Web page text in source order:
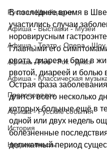
Русская Швейцария
Афиша - Выставки - Музеи
Афиша - Театр - Опера - Шоу
Афиша - Поп - Рок - Джаз
Афиша - Классическая
Правопорядок
Афиша - Русские события
История
Недвижимость
В последнее время в
участились случаи
норовирусным
Главными его
рвота, диарея и боли в
рвотой, диареей и болью
Острая фаза
длится всего несколько
которых больные ещё в
одной или двух недель
болезненные
деликатный период